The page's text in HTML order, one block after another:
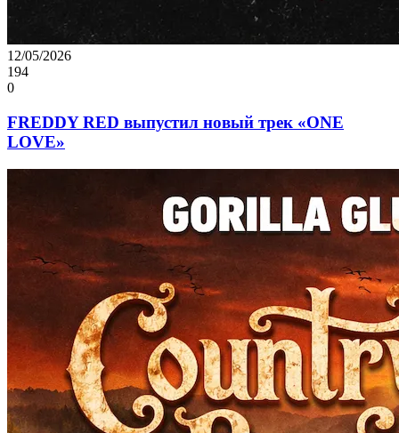
12/05/2026
194
0
FREDDY RED выпустил новый трек «ONE
LOVE»